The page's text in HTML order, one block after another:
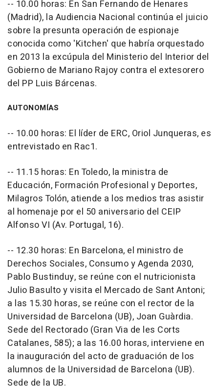
-- 10.00 horas: En San Fernando de Henares
(Madrid), la Audiencia Nacional continúa el juicio
sobre la presunta operación de espionaje
conocida como 'Kitchen' que habría orquestado
en 2013 la excúpula del Ministerio del Interior del
Gobierno de Mariano Rajoy contra el extesorero
del PP Luis Bárcenas.
AUTONOMÍAS
-- 10.00 horas: El líder de ERC, Oriol Junqueras, es
entrevistado en Rac1.
-- 11.15 horas: En Toledo, la ministra de
Educación, Formación Profesional y Deportes,
Milagros Tolón, atiende a los medios tras asistir
al homenaje por el 50 aniversario del CEIP
Alfonso VI (Av. Portugal, 16).
-- 12.30 horas: En Barcelona, el ministro de
Derechos Sociales, Consumo y Agenda 2030,
Pablo Bustinduy, se reúne con el nutricionista
Julio Basulto y visita el Mercado de Sant Antoni;
a las 15.30 horas, se reúne con el rector de la
Universidad de Barcelona (UB), Joan Guàrdia.
Sede del Rectorado (Gran Via de les Corts
Catalanes, 585); a las 16.00 horas, interviene en
la inauguración del acto de graduación de los
alumnos de la Universidad de Barcelona (UB).
Sede de la UB.